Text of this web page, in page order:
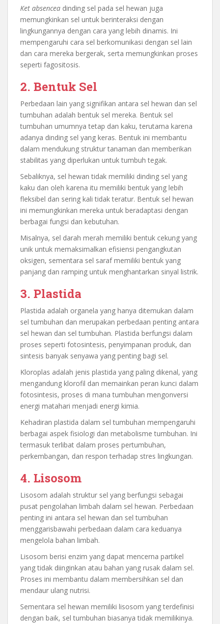
Ket absencea dinding sel pada sel hewan juga
memungkinkan sel untuk berinteraksi dengan
lingkungannya dengan cara yang lebih dinamis. Ini
mempengaruhi cara sel berkomunikasi dengan sel lain
dan cara mereka bergerak, serta memungkinkan proses
seperti fagositosis.
2. Bentuk Sel
Perbedaan lain yang signifikan antara sel hewan dan sel
tumbuhan adalah bentuk sel mereka. Bentuk sel
tumbuhan umumnya tetap dan kaku, terutama karena
adanya dinding sel yang keras. Bentuk ini membantu
dalam mendukung struktur tanaman dan memberikan
stabilitas yang diperlukan untuk tumbuh tegak.
Sebaliknya, sel hewan tidak memiliki dinding sel yang
kaku dan oleh karena itu memiliki bentuk yang lebih
fleksibel dan sering kali tidak teratur. Bentuk sel hewan
ini memungkinkan mereka untuk beradaptasi dengan
berbagai fungsi dan kebutuhan.
Misalnya, sel darah merah memiliki bentuk cekung yang
unik untuk memaksimalkan efisiensi pengangkutan
oksigen, sementara sel saraf memiliki bentuk yang
panjang dan ramping untuk menghantarkan sinyal listrik.
3. Plastida
Plastida adalah organela yang hanya ditemukan dalam
sel tumbuhan dan merupakan perbedaan penting antara
sel hewan dan sel tumbuhan. Plastida berfungsi dalam
proses seperti fotosintesis, penyimpanan produk, dan
sintesis banyak senyawa yang penting bagi sel.
Kloroplas adalah jenis plastida yang paling dikenal, yang
mengandung klorofil dan memainkan peran kunci dalam
fotosintesis, proses di mana tumbuhan mengonversi
energi matahari menjadi energi kimia.
Kehadiran plastida dalam sel tumbuhan mempengaruhi
berbagai aspek fisiologi dan metabolisme tumbuhan. Ini
termasuk terlibat dalam proses pertumbuhan,
perkembangan, dan respon terhadap stres lingkungan.
4. Lisosom
Lisosom adalah struktur sel yang berfungsi sebagai
pusat pengolahan limbah dalam sel hewan. Perbedaan
penting ini antara sel hewan dan sel tumbuhan
menggarisbawahi perbedaan dalam cara keduanya
mengelola bahan limbah.
Lisosom berisi enzim yang dapat mencerna partikel
yang tidak diinginkan atau bahan yang rusak dalam sel.
Proses ini membantu dalam membersihkan sel dan
mendaur ulang nutrisi.
Sementara sel hewan memiliki lisosom yang terdefinisi
dengan baik, sel tumbuhan biasanya tidak memilikinya.